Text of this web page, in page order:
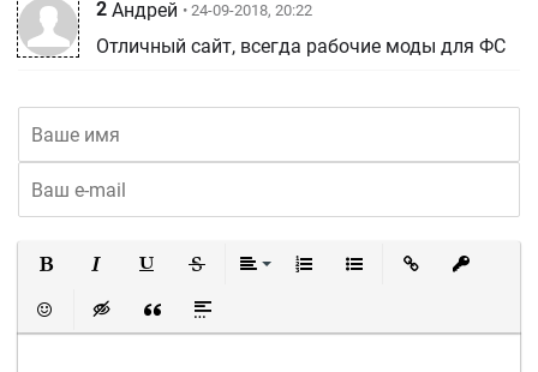
2 Андрей • 24-09-2018, 20:22
Отличный сайт, всегда рабочие моды для ФС
Вставить смайлик
Вставка скрытого текста
Вставка цитаты
Вставка спойлера